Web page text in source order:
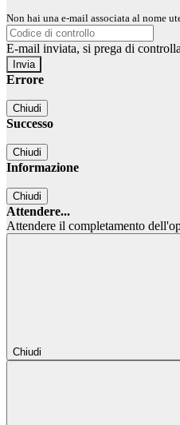
Non hai una e-mail associata al nome
E-mail inviata, si prega di
Errore
Chiudi
Successo
Chiudi
Informazione
Chiudi
Attendere...
Attendere il completamento
Chiudi